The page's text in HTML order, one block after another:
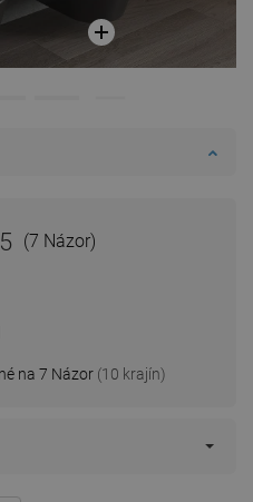
(7 Názor)
na 7 Názor (10 krajín)